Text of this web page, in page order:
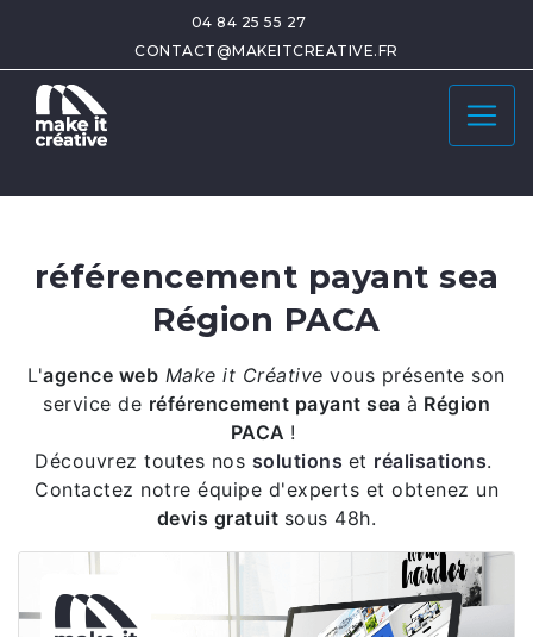
04 84 25 55 27
CONTACT@MAKEITCREATIVE.FR
référencement payant sea
Région PACA
L'agence web Make it Créativevous présente son
service de référencement payant sea à Région
PACA !
Découvrez toutes nos solutions et réalisations.
Contactez notre équipe d'experts et obtenez un
devis gratuit sous 48h.